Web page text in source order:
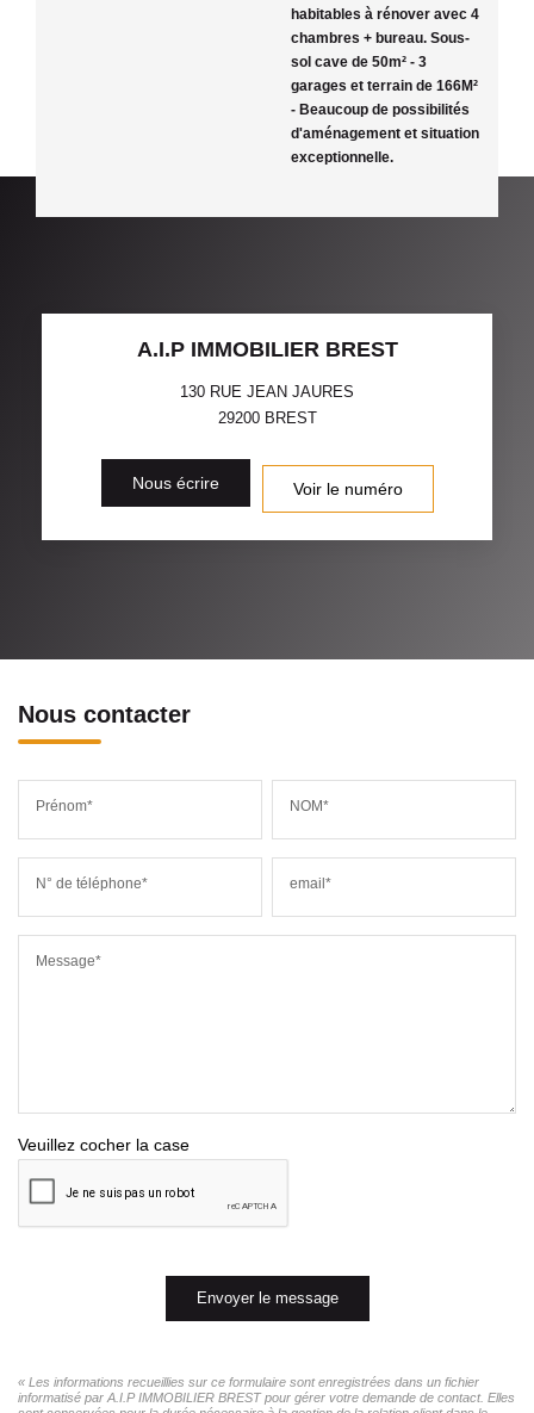
habitables à rénover avec 4
chambres + bureau. Sous-
sol cave de 50m² - 3
garages et terrain de 166M²
- Beaucoup de possibilités
d'aménagement et situation
exceptionnelle.
A.I.P IMMOBILIER BREST
130 RUE JEAN JAURES
29200 BREST
Nous écrire Voir le numéro
Nous contacter
Prénom* NOM*
N° de téléphone* email*
Message*
Veuillez cocher la case
Envoyer le message
« Les informations recueillies sur ce formulaire sont enregistrées dans un fichier
informatisé par A.I.P IMMOBILIER BREST pour gérer votre demande de contact. Elles